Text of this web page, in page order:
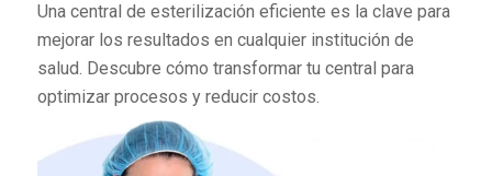
Una central de esterilización eficiente es la clave para
mejorar los resultados en cualquier institución de
salud. Descubre cómo transformar tu central para
optimizar procesos y reducir costos.